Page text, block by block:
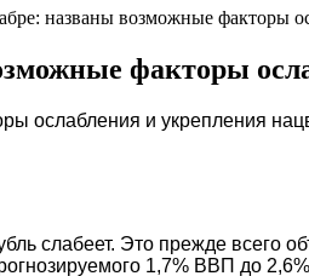
названы возможные факторы
факторы
слабеет. Это прежде
1,7% ВВП до